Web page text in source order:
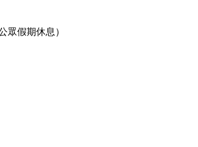
眾假期休息）